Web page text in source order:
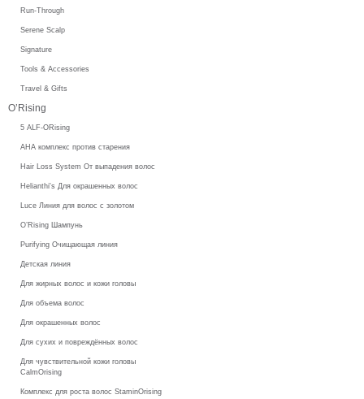
Run-Through
Serene Scalp
Signature
Tools & Accessories
Travel & Gifts
O’Rising
5 ALF-ORising
AHA комплекс против старения
Hair Loss System От выпадения волос
Helianthi's Для окрашенных волос
Luce Линия для волос с золотом
O’Rising Шампунь
Purifying Очищающая линия
Детская линия
Для жирных волос и кожи головы
Для объема волос
Для окрашенных волос
Для сухих и повреждённых волос
Для чувствительной кожи головы
CalmOrising
Комплекс для роста волос StaminOrising